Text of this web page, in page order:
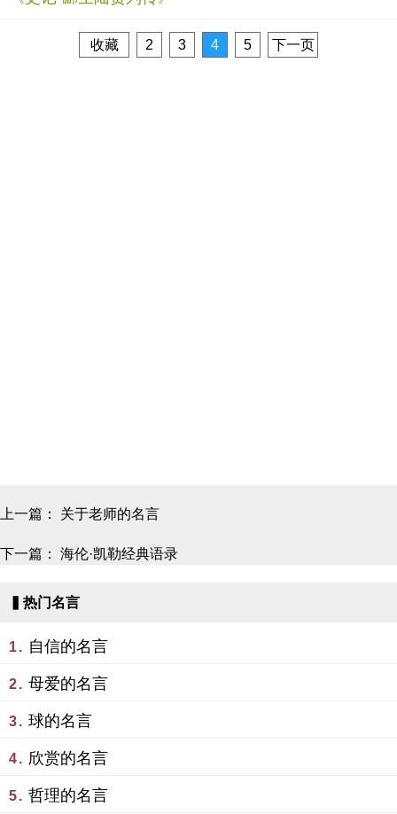
收藏 2 3 4 5 下一页
上一篇： 关于老师的名言
下一篇： 海伦·凯勒经典语录
▍热门名言
1. 自信的名言
2. 母爱的名言
3. 球的名言
4. 欣赏的名言
5. 哲理的名言